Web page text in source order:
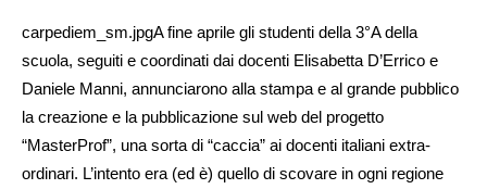
carpediem_sm.jpgA fine aprile gli studenti della 3°A della
scuola, seguiti e coordinati dai docenti Elisabetta D’Errico e
Daniele Manni, annunciarono alla stampa e al grande pubblico
la creazione e la pubblicazione sul web del progetto
“MasterProf”, una sorta di “caccia” ai docenti italiani extra-
ordinari. L’intento era (ed è) quello di scovare in ogni regione